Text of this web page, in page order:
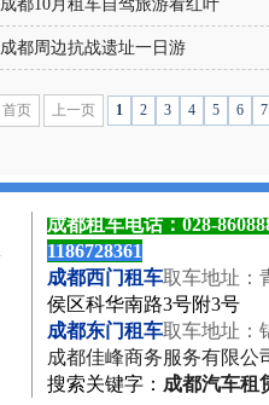
成都10月租车自驾旅游看红叶
成都周边抗战遗址一日游
首页 上一页 1 2 3 4 5 6 7
成都租车电话：028-
1186728361
成都西门租车取车地址
侯区科华南路3号附3号
成都东门租车取车地址
成都佳峰商务服务有限公
搜索关键字 ： 成都汽车租